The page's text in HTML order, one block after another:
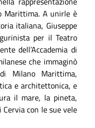
Marittima. A unirle è
italiana, Giuseppe
per il Teatro
dell’Accademia di
che immaginò
Milano Marittima,
e architettonica, e
il mare, la pineta,
con le sue vele